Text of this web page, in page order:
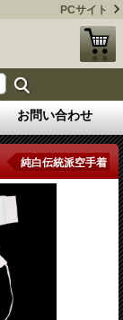
PCサイト
お問い合わせ
純白伝統派空手着